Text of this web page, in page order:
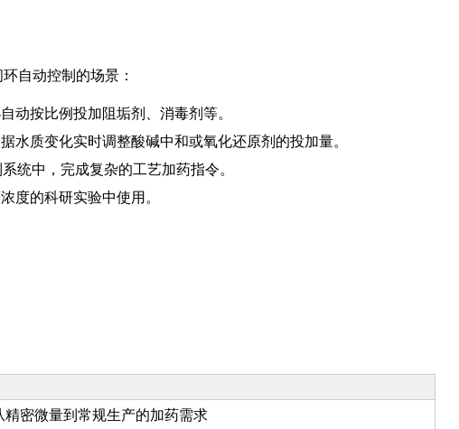
自动控制的场景：
动按比例投加阻垢剂、消毒剂等。
水质变化实时调整酸碱中和或氧化还原剂的投加量。
系统中，完成复杂的工艺加药指令。
度的科研实验中使用。
精密微量到常规生产的加药需求